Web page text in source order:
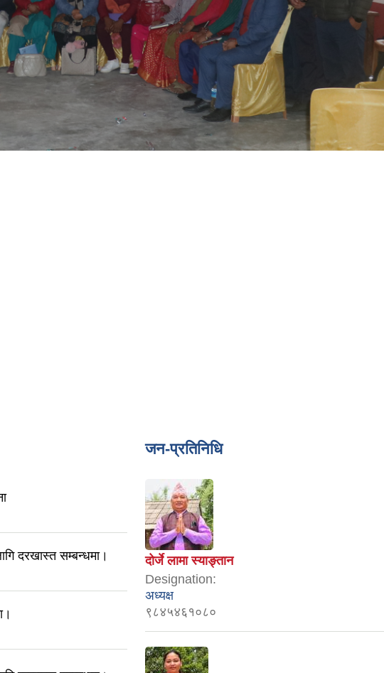
दरखास्त सम्बन्धमा।
जन-प्रतिनिधि
दोर्जे लामा स्याङ्तान
Designation:
अध्यक्ष
९८४५४६१०८०